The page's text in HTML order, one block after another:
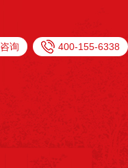
咨询 400-155-6338